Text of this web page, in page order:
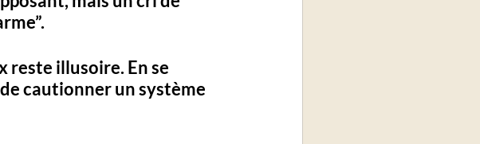
.
reste illusoire. En se
cautionner un système